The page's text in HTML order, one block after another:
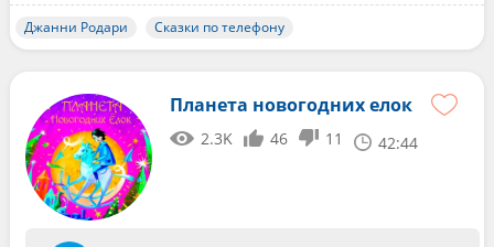
Джанни Родари Сказки по телефону
Планета новогодних елок
2.3K 46 11 42:44